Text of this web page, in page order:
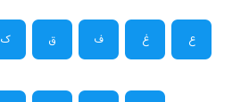
ع غ ف ق ک